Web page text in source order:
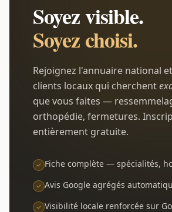
Soyez visible.
Soyez choisi.
Rejoignez l'annuaire national
clients locaux qui cherchent
que vous faites —
orthopédie, fermetures.
entièrement gratuite.
Fiche complète — spécialités,
Avis Google agrégés
Visibilité locale renforcée sur